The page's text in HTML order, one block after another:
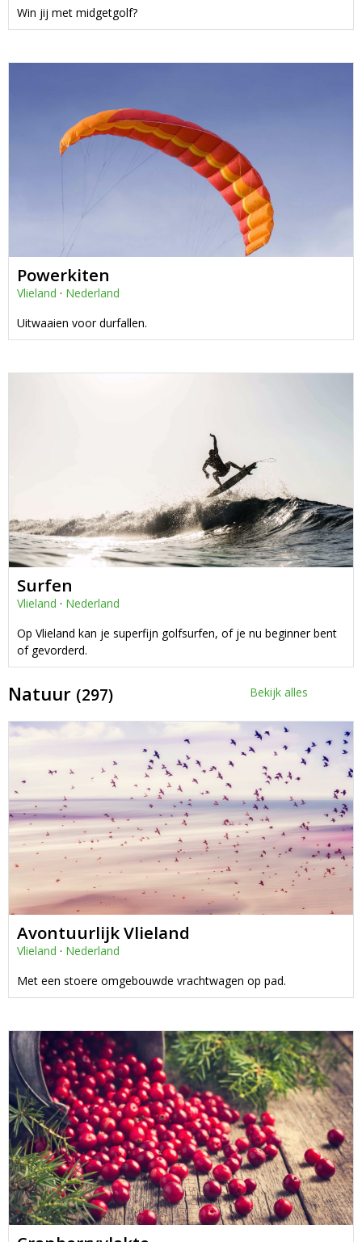
Win jij met midgetgolf?
Powerkiten
Vlieland · Nederland
Uitwaaien voor durfallen.
Surfen
Vlieland · Nederland
Op Vlieland kan je superfijn golfsurfen, of je nu beginner bent
of gevorderd.
Natuur (297) Bekijk alles
Avontuurlijk Vlieland
Vlieland · Nederland
Met een stoere omgebouwde vrachtwagen op pad.